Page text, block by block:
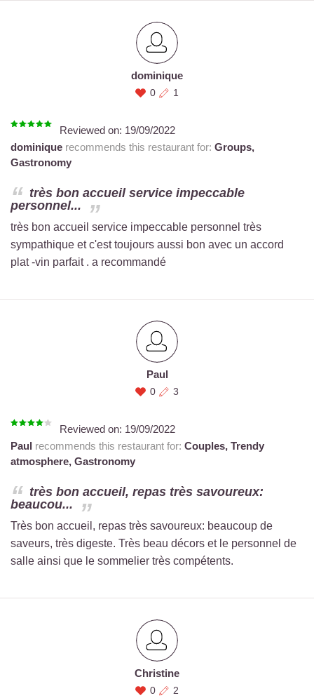
dominique
0 1
Reviewed on: 19/09/2022
dominique recommends this restaurant for: Groups,
Gastronomy
très bon accueil service impeccable
personnel...
très bon accueil service impeccable personnel très
sympathique et c'est toujours aussi bon avec un accord
plat -vin parfait . a recommandé
Paul
0 3
Reviewed on: 19/09/2022
Paul recommends this restaurant for: Couples, Trendy
atmosphere, Gastronomy
très bon accueil, repas très savoureux:
beaucou...
Très bon accueil, repas très savoureux: beaucoup de
saveurs, très digeste. Très beau décors et le personnel de
salle ainsi que le sommelier très compétents.
Christine
0 2